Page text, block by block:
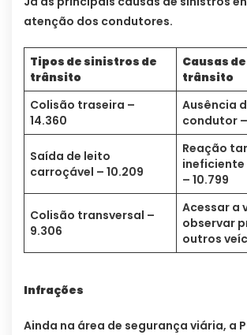
atenção dos condutores.
Tipos de sinistros de
trânsito
Causas
trânsito
Colisão traseira –
14.360
Ausência
condutor –
Saída de leito
carroçável – 10.209
Reação
– 10.799
Colisão transversal –
9.306
Acessar a
observar
outros
Infrações
Ainda na área de segurança viária, a